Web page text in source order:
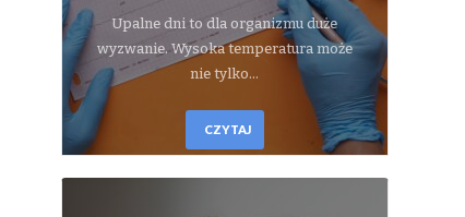
Upalne dni to dla organizmu duże
wyzwanie. Wysoka temperatura może
nie tylko…
CZYTAJ